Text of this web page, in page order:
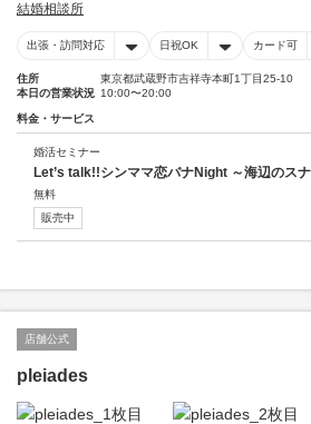
結婚相談所
出張・訪問対応 日祝OK カード可
住所
東京都武蔵野市吉祥寺本町1丁目25-10
本日の営業状況 10:00〜20:00
料金・サービス
婚活セミナー
Let’s talk!!シンママ恋バナNight ～海辺のス
無料
販売中
店舗公式
pleiades